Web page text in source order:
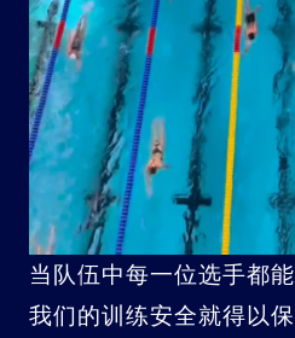
当队伍中每一位选手都
我们的训练安全就得以